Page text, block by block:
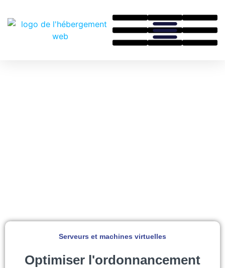
Serveurs et machines virtuelles
Optimiser l'ordonnancement